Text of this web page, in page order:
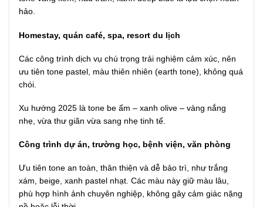
hảo.
Homestay, quán café, spa, resort du lịch
Các công trình dịch vụ chú trọng trải nghiệm cảm xúc, nên
ưu tiên tone pastel, màu thiên nhiên (earth tone), không quá
chói.
Xu hướng 2025 là tone be ấm – xanh olive – vàng nắng
nhẹ, vừa thư giãn vừa sang nhẹ tinh tế.
Công trình dự án, trường học, bệnh viện, văn phòng
Ưu tiên tone an toàn, thân thiện và dễ bảo trì, như trắng
xám, beige, xanh pastel nhạt. Các màu này giữ màu lâu,
phù hợp hình ảnh chuyên nghiệp, không gây cảm giác nặng